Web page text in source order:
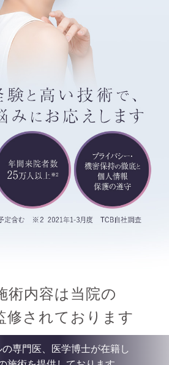
術内容は当院の
修されております
専門医、医学博士が在籍し